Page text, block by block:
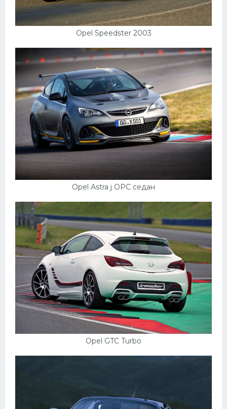
Opel Speedster 2003
Opel Astra j OPC седан
Opel GTC Turbo